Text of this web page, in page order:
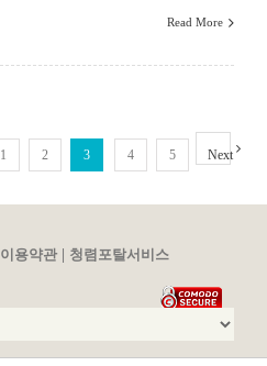
Read More
1 2 3 4 5 Next
이용약관| 청렴포탈서비스